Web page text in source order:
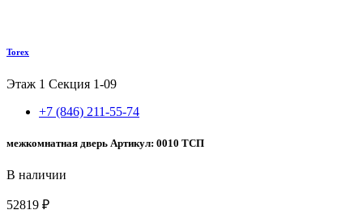
Torex
Этаж 1 Секция 1-09
+7 (846) 211-55-74
межкомнатная дверь Артикул: 0010 ТСП
В наличии
52819 ₽